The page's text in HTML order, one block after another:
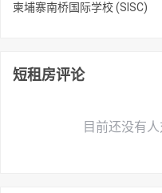
柬埔寨南桥国际学校 (SISC)
短租房评论
目前还没有